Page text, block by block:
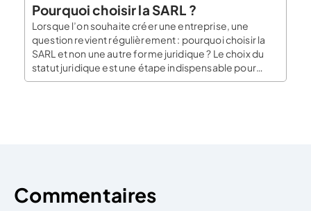
Pourquoi choisir la SARL ?
Lorsque l’on souhaite créer une entreprise, une
question revient régulièrement : pourquoi choisir la
SARL et non une autre forme juridique ? Le choix du
statut juridique est une étape indispensable pour
créer son entreprise. Bien évidemment l’importance
Commentaires